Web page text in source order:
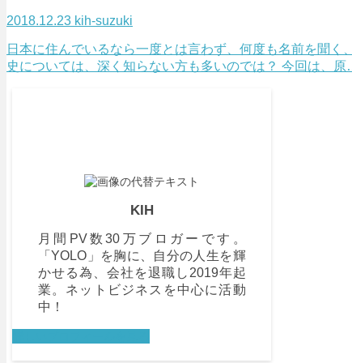
2018.12.23 kih-suzuki
日本に住んでいるなら一度とは言わず、何度も名前を聞
史については、深く知らない方も多いのでは？ 今回は、
KIH
月間PV数30万ブロガーです。
「YOLO」を胸に、自分の人生を輝
かせる為、会社を退職し2019年起
業。ネットビジネスを中心に活動
中！